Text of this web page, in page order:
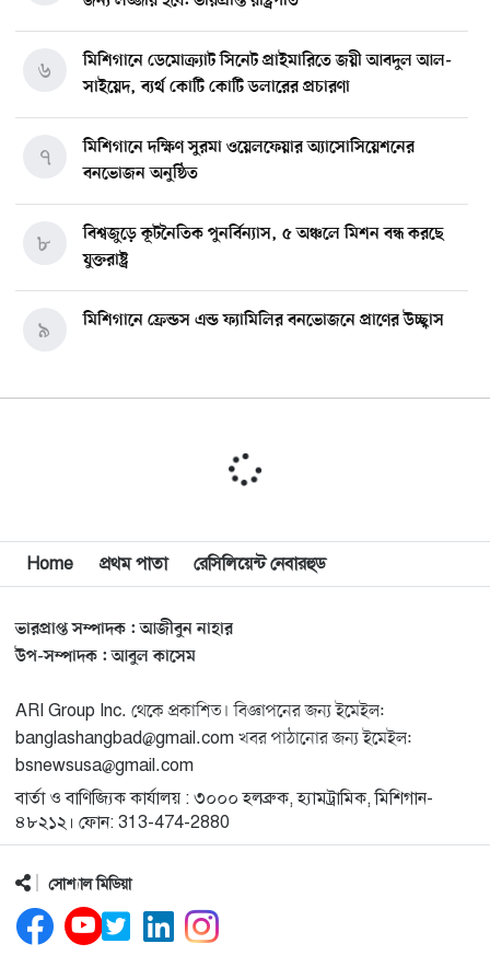
মিশিগানে ডেমোক্র্যাট সিনেট প্রাইমারিতে জয়ী আবদুল আল-
সাইয়েদ, ব্যর্থ কোটি কোটি ডলারের প্রচারণা
৬
মিশিগানে দক্ষিণ সুরমা ওয়েলফেয়ার অ্যাসোসিয়েশনের
বনভোজন অনুষ্ঠিত
৭
বিশ্বজুড়ে কূটনৈতিক পুনর্বিন্যাস, ৫ অঞ্চলে মিশন বন্ধ করছে
যুক্তরাষ্ট্র
৮
মিশিগানে ফ্রেন্ডস এন্ড ফ্যামিলির বনভোজনে প্রাণের উচ্ছ্বাস
৯
মিশিগানে ডেমোক্র্যাটদের প্রাইমারিতে আল-সাইয়েদকে হারাতে
মুনা দাওয়াহ কনফারেন্স ২০২৬ সম্পর্কে প্রেস ব্রিফিং
শেখ হাসিনার সঙ্গে সংবাদ সম্মেলনে থাকছেন সাকিব আল
হাসান
১২
যুক্তরাষ্ট্রকে ছাড়ে বাধ্য করতে কোন কৌশলে ওয়াশিংটনের ওপর
১৩
ট্রাম্প অর্গানাইজেশনের হিসাব বন্ধের কারণ জানাল ক্যাপিটাল
ওয়ান
১৪
মুক্তিযোদ্ধাদের তালিকা তৈরিতে সহযোগিতায় আগ্রহী যুক্তরাষ্ট্র
১৫
নিউইয়র্কে বড়লেখাবাসীর মিলনমেলা বড়লেখা সামাজিক ও
সাংস্কৃতিক সমিতির বার্ষিক বনভোজন
১৬
Home প্রথম পাতা রেসিলিয়েন্ট নেবারহুড
ভারপ্রাপ্ত সম্পাদক : আজীবুন নাহার
উপ-সম্পাদক : আবুল কাসেম
ARI Group Inc. থেকে প্রকাশিত। বিজ্ঞাপনের জন্য ইমেইল:
banglashangbad@gmail.com খবর পাঠানোর জন্য ইমেইল:
bsnewsusa@gmail.com
বার্তা ও বাণিজ্যিক কার্যালয় : ৩০০০ হলব্রুক, হ্যামট্রামিক, মিশিগান-
৪৮২১২। ফোন: 313-474-2880
সোশ্যাল মিডিয়া